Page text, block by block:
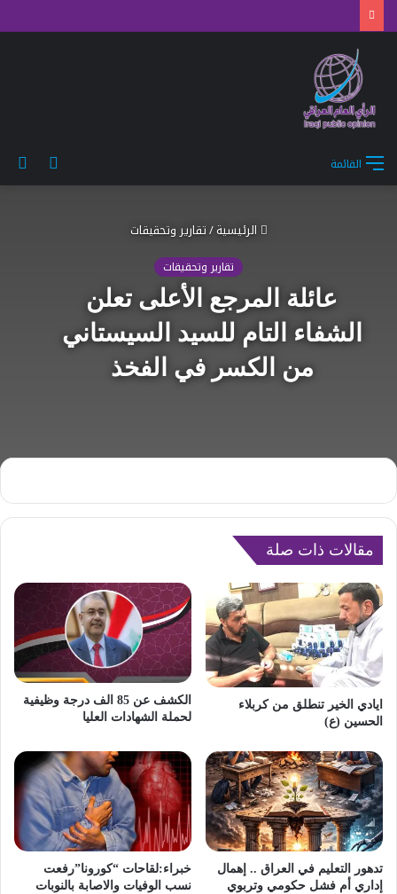
الوضع
المظلم
القائمة
الرئيسية/تقارير وتحقيقات
تقارير وتحقيقات
عائلة المرجع الأعلى تعلن
الشفاء التام للسيد السيستاني
من الكسر في الفخذ
مقالات ذات صلة
ايادي الخير تنطلق من كربلاء
الحسين (ع) ‎
الكشف عن 85 الف درجة وظيفية
لحملة الشهادات العليا
تدهور التعليم في العراق .. إهمال
إداري أم فشل حكومي وتربوي
خبراء:لقاحات “كورونا”رفعت
نسب الوفيات والاصابة بالنوبات